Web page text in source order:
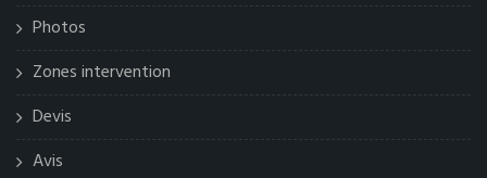
Photos
Zones intervention
Devis
Avis